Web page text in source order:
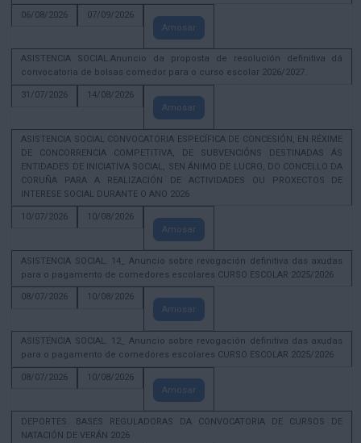
06/08/2026
07/09/2026
Amosar
ASISTENCIA SOCIAL.Anuncio da proposta de resolución definitiva dá
convocatoria de bolsas comedor para o curso escolar 2026/2027.
31/07/2026
14/08/2026
Amosar
ASISTENCIA SOCIAL CONVOCATORIA ESPECÍFICA DE CONCESIÓN, EN RÉXIME
DE CONCORRENCIA COMPETITIVA, DE SUBVENCIÓNS DESTINADAS ÁS
ENTIDADES DE INICIATIVA SOCIAL, SEN ÁNIMO DE LUCRO, DO CONCELLO DA
CORUÑA PARA A REALIZACIÓN DE ACTIVIDADES OU PROXECTOS DE
INTERESE SOCIAL DURANTE O ANO 2026
10/07/2026
10/08/2026
Amosar
ASISTENCIA SOCIAL. 14_ Anuncio sobre revogación definitiva das axudas
para o pagamento de comedores escolares CURSO ESCOLAR 2025/2026
08/07/2026
10/08/2026
Amosar
ASISTENCIA SOCIAL. 12_ Anuncio sobre revogación definitiva das axudas
para o pagamento de comedores escolares CURSO ESCOLAR 2025/2026
08/07/2026
10/08/2026
Amosar
DEPORTES. BASES REGULADORAS DA CONVOCATORIA DE CURSOS DE
NATACIÓN DE VERÁN 2026